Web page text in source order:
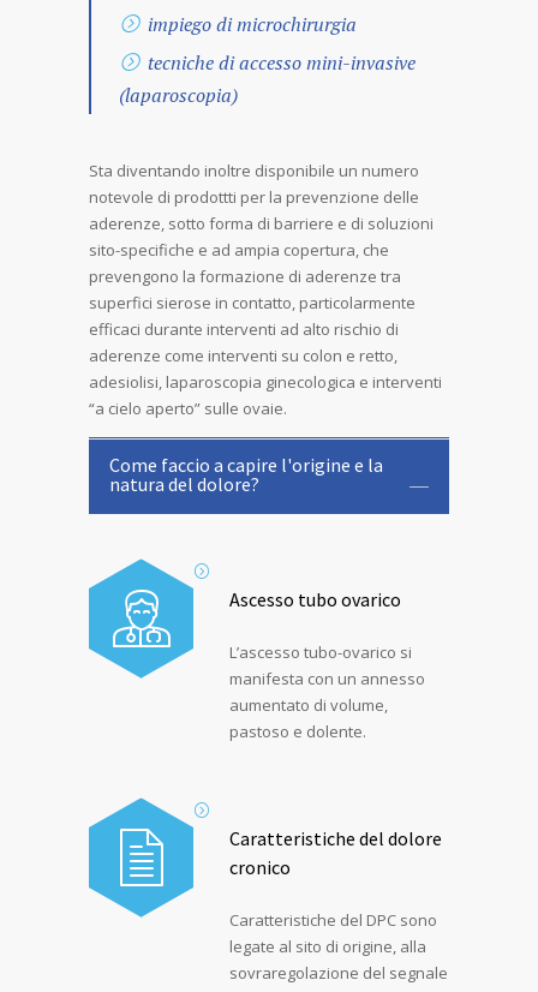
impiego di microchirurgia
tecniche di accesso mini-invasive
(laparoscopia)
Sta diventando inoltre disponibile un numero
notevole di prodottti per la prevenzione delle
aderenze, sotto forma di barriere e di soluzioni
sito-specifiche e ad ampia copertura, che
prevengono la formazione di aderenze tra
superfici sierose in contatto, particolarmente
efficaci durante interventi ad alto rischio di
aderenze come interventi su colon e retto,
adesiolisi, laparoscopia ginecologica e interventi
“a cielo aperto” sulle ovaie.
Come faccio a capire l'origine e la
natura del dolore?
Ascesso tubo ovarico
L’ascesso tubo-ovarico si
manifesta con un annesso
aumentato di volume,
pastoso e dolente.
Caratteristiche del dolore
cronico
Caratteristiche del DPC sono
legate al sito di origine, alla
sovraregolazione del segnale